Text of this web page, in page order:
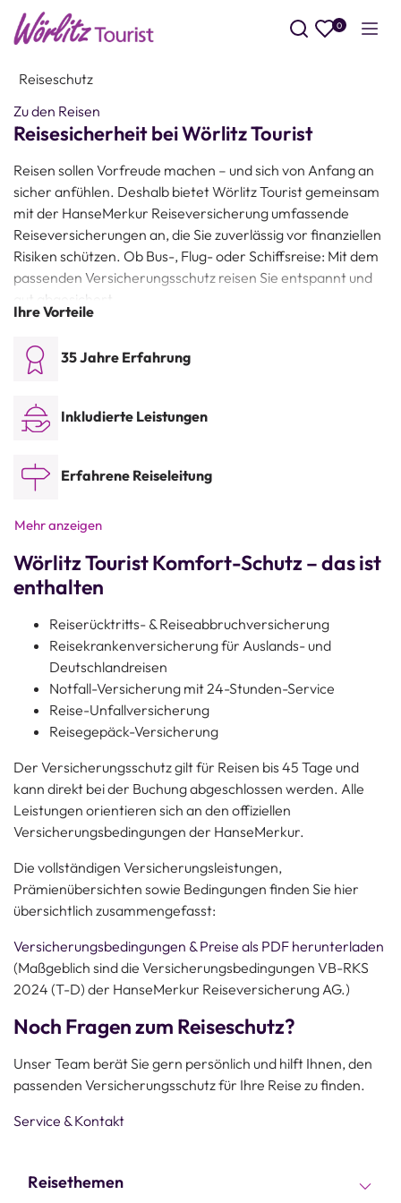
0
Reiseschutz
Zu den Reisen
Reisesicherheit bei Wörlitz Tourist
Reisen sollen Vorfreude machen – und sich von Anfang an
sicher anfühlen. Deshalb bietet Wörlitz Tourist gemeinsam
mit der HanseMerkur Reiseversicherung umfassende
Reiseversicherungen an, die Sie zuverlässig vor finanziellen
Risiken schützen. Ob Bus-, Flug- oder Schiffsreise: Mit dem
passenden Versicherungsschutz reisen Sie entspannt und
gut abgesichert.
Reiserücktritt, Reiseabbruch, Krankenversicherung im In-
und Ausland, Notfall-Services, Unfall- und
Gepäckversicherung ab. Je nach Reiseart und Reisepreis
können Sie den Schutz wählen, der am besten zu Ihrer Reise
Kosten.
Ihre Vorteile
35 Jahre Erfahrung
Inkludierte Leistungen
Erfahrene Reiseleitung
Mehr anzeigen
Wörlitz Tourist Komfort-Schutz – das ist
enthalten
Reiserücktritts- & Reiseabbruchversicherung
Reisekrankenversicherung für Auslands- und
Deutschlandreisen
Notfall-Versicherung mit 24-Stunden-Service
Reise-Unfallversicherung
Reisegepäck-Versicherung
Der Versicherungsschutz gilt für Reisen bis 45 Tage und
kann direkt bei der Buchung abgeschlossen werden. Alle
Leistungen orientieren sich an den offiziellen
Versicherungsbedingungen der HanseMerkur.
Die vollständigen Versicherungsleistungen,
Prämienübersichten sowie Bedingungen finden Sie hier
übersichtlich zusammengefasst:
Versicherungsbedingungen & Preise als PDF herunterladen
(Maßgeblich sind die Versicherungsbedingungen VB-RKS
2024 (T-D) der HanseMerkur Reiseversicherung AG.)
Noch Fragen zum Reiseschutz?
Unser Team berät Sie gern persönlich und hilft Ihnen, den
passenden Versicherungsschutz für Ihre Reise zu finden.
Service & Kontakt
Reisethemen